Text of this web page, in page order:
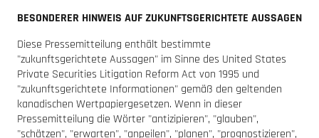
BESONDERER HINWEIS AUF ZUKUNFTSGERICHTETE AUSSAGEN
Diese Pressemitteilung enthält bestimmte
"zukunftsgerichtete Aussagen" im Sinne des United States
Private Securities Litigation Reform Act von 1995 und
"zukunftsgerichtete Informationen" gemäß den geltenden
kanadischen Wertpapiergesetzen. Wenn in dieser
Pressemitteilung die Wörter "antizipieren", "glauben",
"schätzen", "erwarten", "anpeilen", "planen", "prognostizieren",